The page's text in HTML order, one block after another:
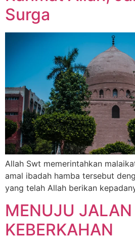
Surga
Allah Swt memerintahkan
amal ibadah hamba tersebut
yang telah Allah berikan
MENUJU JALAN
KEBERKAHAN